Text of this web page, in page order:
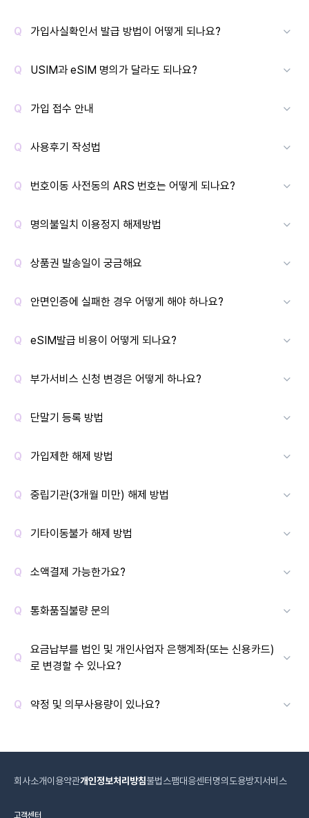
가입사실확인서 발급 방법이 어떻게 되나요?
USIM과 eSIM 명의가 달라도 되나요?
가입 접수 안내
사용후기 작성법
번호이동 사전동의 ARS 번호는 어떻게 되나요?
명의불일치 이용정지 해제방법
상품권 발송일이 궁금해요
안면인증에 실패한 경우 어떻게 해야 하나요?
eSIM발급 비용이 어떻게 되나요?
부가서비스 신청 변경은 어떻게 하나요?
단말기 등록 방법
가입제한 해제 방법
중립기관(3개월 미만) 해제 방법
기타이동불가 해제 방법
소액결제 가능한가요?
통화품질불량 문의
요금납부를 법인 및 개인사업자 은행계좌(또는 신용카드)
로 변경할 수 있나요?
약정 및 의무사용량이 있나요?
회사소개이용약관개인정보처리방침불법스팸대응센터 명의도용방지서비스
고객센터